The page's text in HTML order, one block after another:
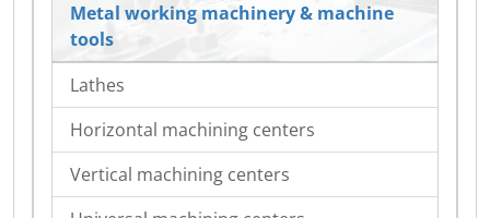
Metal working machinery & machine
tools
Lathes
Horizontal machining centers
Vertical machining centers